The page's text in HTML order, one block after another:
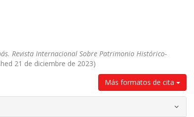
Revista Internacional Sobre Patrimonio Histórico-
21 de diciembre de 2023)
Más formatos de cita